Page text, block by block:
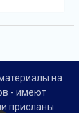
на
- имеют
присланы